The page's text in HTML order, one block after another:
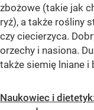
zbożowe (takie jak
ryż), a także rośliny
czy ciecierzyca.
orzechy i nasiona.
także siemię lniane i
Naukowiec i